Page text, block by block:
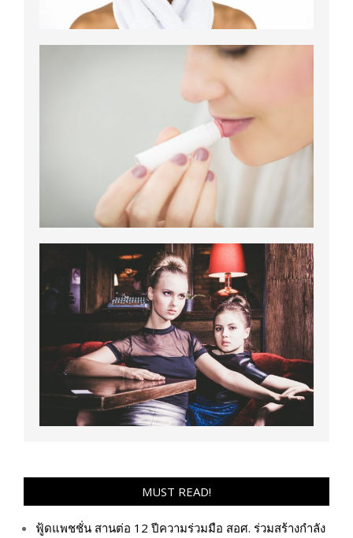
MUST READ!
ฟู้ดแพชชั่น สานต่อ 12 ปีความร่วมมือ สอศ. ร่วมสร้างกำลัง